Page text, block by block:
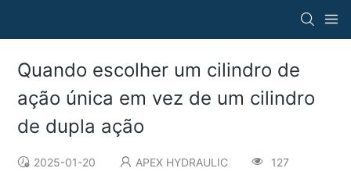
Quando escolher um cilindro de
ação única em vez de um cilindro
de dupla ação
2025-01-20 APEX HYDRAULIC 127